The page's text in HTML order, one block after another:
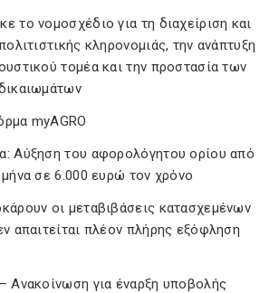
το νομοσχέδιο για τη διαχείριση και
κληρονομιάς, την ανάπτυξη
τομέα και την προστασία των
myAGRO
Αύξηση του αφορολόγητου ορίου από
σε 6.000 ευρώ τον χρόνο
οι μεταβιβάσεις κατασχεμένων
απαιτείται πλέον πλήρης εξόφληση
Ανακοίνωση για έναρξη υποβολής